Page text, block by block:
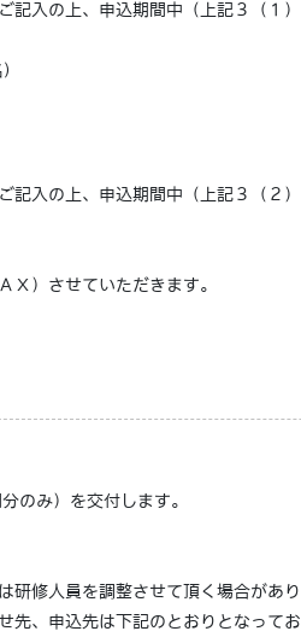
記入の上、申込期間中（上記３（
)
記入の上、申込期間中（上記３（
）させていただきます。
のみ）を交付します。
研修人員を調整させて頂く場合があり
先、申込先は下記のとおりとなって